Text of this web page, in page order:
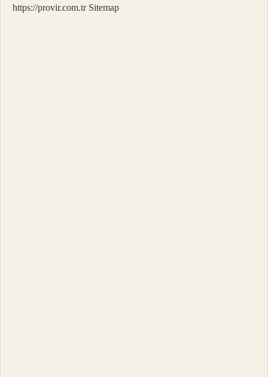
https://provir.com.tr Sitemap